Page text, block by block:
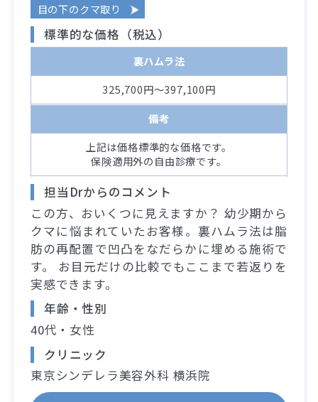
目の下のクマ取り
標準的な価格（税込）
裏ハムラ法
325,700円～397,100円
備考
上記は価格標準的な価格です。
保険適用外の自由診療です。
担当Drからのコメント
この方、おいくつに見えますか？ 幼少期から
クマに悩まれていたお客様。裏ハムラ法は脂
肪の再配置で凹凸をなだらかに埋める施術で
す。 お目元だけの比較でもここまで若返りを
実感できます。
年齢・性別
40代・女性
クリニック
東京シンデレラ美容外科 横浜院